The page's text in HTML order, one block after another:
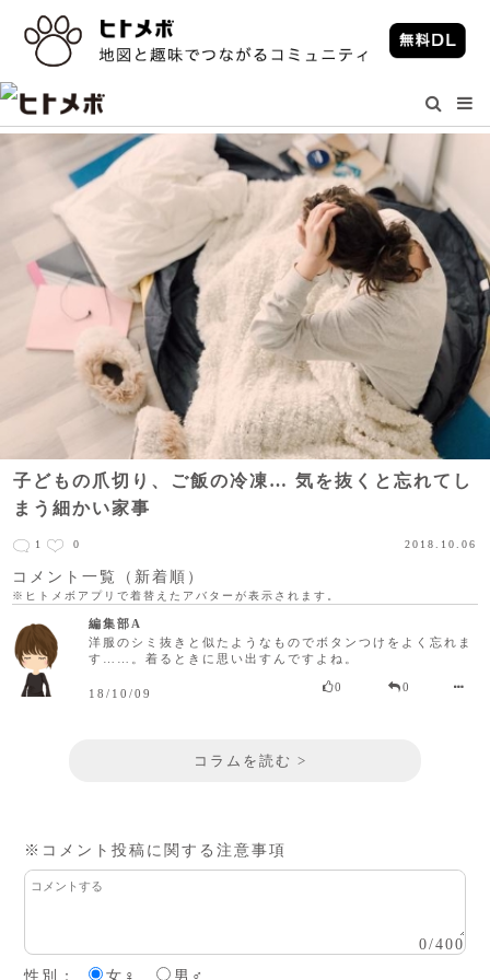
子どもの爪切り、ご飯の冷凍… 気を抜くと忘れてし
まう細かい家事
1 0 2018.10.06
コメント一覧（新着順）
※ヒトメボアプリで着替えたアバターが表示されます。
編集部A
洋服のシミ抜きと似たようなものでボタンつけをよく忘れま
す……。着るときに思い出すんですよね。
18/10/09 0 0
コラムを読む >
※コメント投稿に関する注意事項
0/400
性別：
女♀ 男♂